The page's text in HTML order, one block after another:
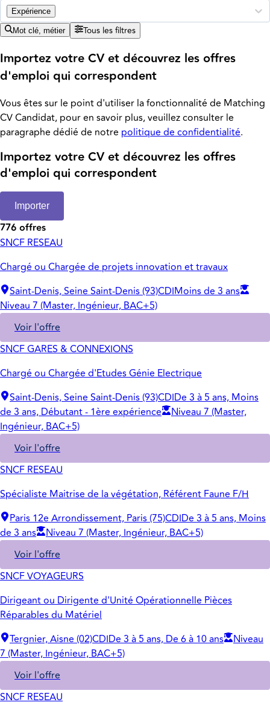
Expérience
Mot clé, métier Tous les filtres
Importez votre CV et découvrez les offres
d'emploi qui correspondent
Vous êtes sur le point d'utiliser la fonctionnalité de Matching
CV Candidat, pour en savoir plus, veuillez consulter le
paragraphe dédié de notre politique de confidentialité.
Importez votre CV et découvrez les offres
d'emploi qui correspondent
Importer
776 offres
SNCF RESEAU
Chargé ou Chargée de projets innovation et travaux
Saint-Denis, Seine Saint-Denis (93)CDIMoins de 3 ans
Niveau 7 (Master, Ingénieur, BAC+5)
Voir l'offre
SNCF GARES & CONNEXIONS
Chargé ou Chargée d'Etudes Génie Electrique
Saint-Denis, Seine Saint-Denis (93)CDIDe 3 à 5 ans, Moins
de 3 ans, Débutant - 1ère expérience
Niveau 7 (Master,
Ingénieur, BAC+5)
Voir l'offre
SNCF RESEAU
Spécialiste Maitrise de la végétation, Référent Faune F/H
Paris 12e Arrondissement, Paris (75)CDIDe 3 à 5 ans, Moins
de 3 ans
Niveau 7 (Master, Ingénieur, BAC+5)
Voir l'offre
SNCF VOYAGEURS
Dirigeant ou Dirigente d'Unité Opérationnelle Pièces
Réparables du Matériel
Tergnier, Aisne (02)CDIDe 3 à 5 ans, De 6 à 10 ans
Niveau
7 (Master, Ingénieur, BAC+5)
Voir l'offre
SNCF RESEAU